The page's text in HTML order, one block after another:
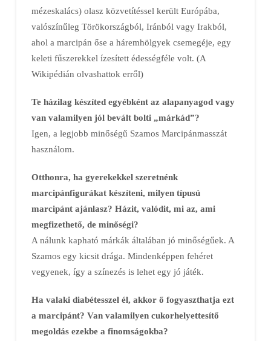
mézeskalács) olasz közvetítéssel került Európába,
valószínűleg Törökországból, Iránból vagy Irakból,
ahol a marcipán őse a háremhölgyek csemegéje, egy
keleti fűszerekkel ízesített édességféle volt. (A
Wikipédián olvashattok erről)
Te házilag készíted egyébként az alapanyagod vagy
van valamilyen jól bevált bolti „márkád”?
Igen, a legjobb minőségű Szamos Marcipánmasszát
használom.
Otthonra, ha gyerekekkel szeretnénk
marcipánfigurákat készíteni, milyen típusú
marcipánt ajánlasz? Házit, valódit, mi az, ami
megfizethető, de minőségi?
A nálunk kapható márkák általában jó minőségűek. A
Szamos egy kicsit drága. Mindenképpen fehéret
vegyenek, így a színezés is lehet egy jó játék.
Ha valaki diabétesszel él, akkor ő fogyaszthatja ezt
a marcipánt? Van valamilyen cukorhelyettesítő
megoldás ezekbe a finomságokba?